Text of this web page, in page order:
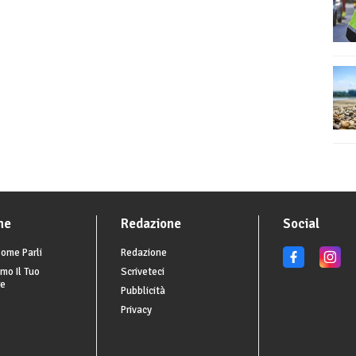
Parli
Il Tuo
Redazione
Redazione
Scriveteci
Pubblicità
Privacy
Social